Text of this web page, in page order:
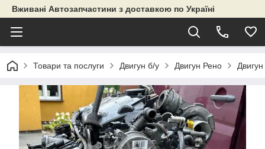
Вживані Автозапчастини з доставкою по Україні
Товари та послуги Двигун б/у Двигун Рено